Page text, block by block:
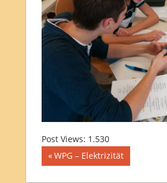
Post Views: 1.530
Vorheriger
Beitrag:
WPG – Elektrizität